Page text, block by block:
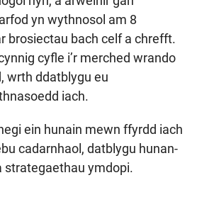
yn wythnosol am 8
brosiectau bach celf a chrefft.
cyfle i’r merched wrando
wrth ddatblygu eu
iach.
ein hunain mewn ffyrdd iach
cadarnhaol, datblygu hunan-
strategaethau ymdopi.